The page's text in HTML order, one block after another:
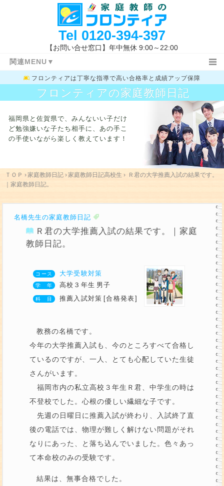
Tel 0120-394-397
【お問い合せ窓口】年中無休 9:00～22:00
関連MENU▼
ＴＯＰ 日記ＴＯＰ 小学生
中学１・２年生 中学３年生 教務室
指導報告書
家庭教師体験記 指導地域 キャンペーン情報
料金システム よくあるご質問 授業開始の流れ
指導体制
指導内容 入試新着情報 福岡県の高校入試
学校一覧
フロンティアは丁寧な指導で高い合格率と成績アップ保障
フロンティアの家庭教師日記
福岡県と佐賀県で、みんないい子だけ
ど勉強嫌いな子たち相手に、 あの手こ
の手使いながら楽しく教えています！
ＴＯＰ ›家庭教師日記›家庭教師日記高校生 ›
Ｒ君の大学推薦入試の結果です。
｜家庭教師日記。
名橋先生の家庭教師日記
Ｒ君の大学推薦入試の結果です。｜家庭
教師日記。
大学受験対策
高校３年生 男子
推薦入試対策 [合格発表]
教務の名橋です。
今年の大学推薦入試も、今のところすべて合格し
ているのですが、一人、とても心配していた生徒
さんがいます。
福岡市内の私立高校３年生Ｒ君、中学生の時は
不登校でした。心根の優しい繊細な子です。
先週の日曜日に推薦入試が終わり、入試終了直
後の電話では、物理が難しく解けない問題がそれ
なりにあった、と落ち込んでいました。色々あっ
て本命校のみの受験です。
結果は、無事合格でした。